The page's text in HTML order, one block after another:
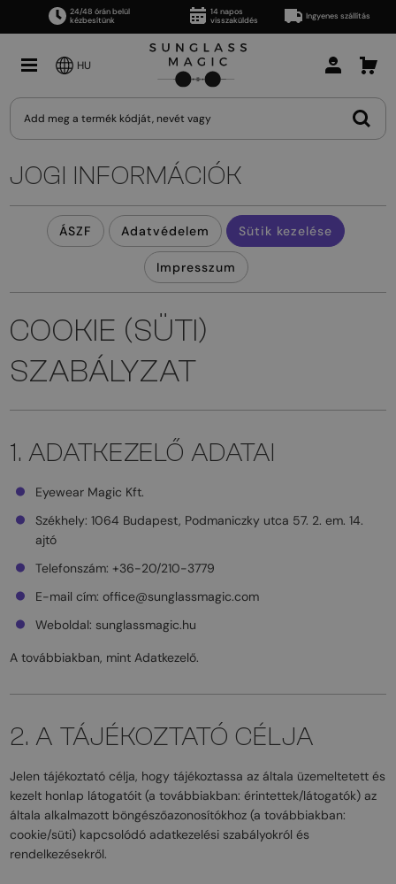
24/48 órán belül
kézbesítünk
14 napos
visszaküldés
Ingyenes szállítás
HU
JOGI INFORMÁCIÓK
ÁSZF Adatvédelem Sütik kezelése
Impresszum
COOKIE (SÜTI)
SZABÁLYZAT
1. ADATKEZELŐ ADATAI
Eyewear Magic Kft.
Székhely: 1064 Budapest, Podmaniczky utca 57. 2. em. 14.
ajtó
Telefonszám: +36-20/210-3779
E-mail cím: office@sunglassmagic.com
Weboldal: sunglassmagic.hu
A továbbiakban, mint Adatkezelő.
2. A TÁJÉKOZTATÓ CÉLJA
Jelen tájékoztató célja, hogy tájékoztassa az általa üzemeltetett és
kezelt honlap látogatóit (a továbbiakban: érintettek/látogatók) az
általa alkalmazott böngészőazonosítókhoz (a továbbiakban:
cookie/süti) kapcsolódó adatkezelési szabályokról és
rendelkezésekről.